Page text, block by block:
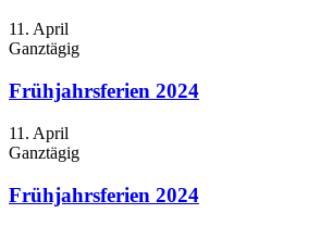
11. April
Ganztägig
Frühjahrsferien 2024
11. April
Ganztägig
Frühjahrsferien 2024